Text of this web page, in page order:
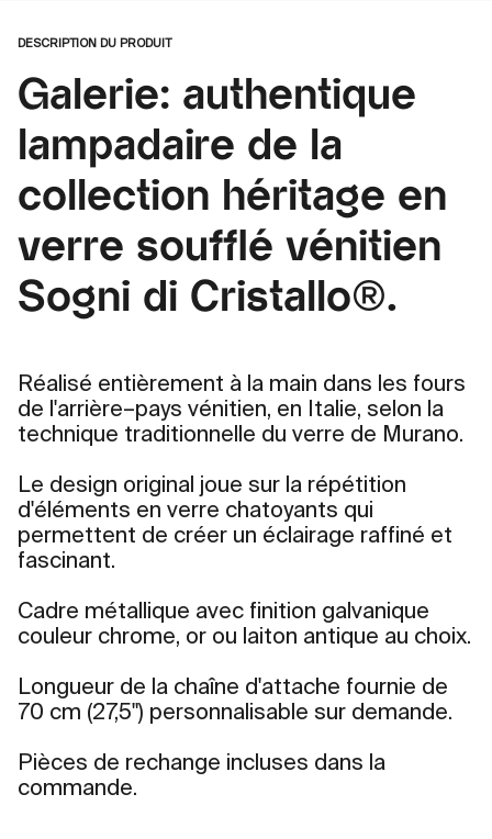
DESCRIPTION DU PRODUIT
Galerie: authentique
lampadaire de la
collection héritage en
verre soufflé vénitien
Sogni di Cristallo®.
Réalisé entièrement à la main dans les fours
de l'arrière–pays vénitien, en Italie, selon la
technique traditionnelle du verre de Murano.
Le design original joue sur la répétition
d'éléments en verre chatoyants qui
permettent de créer un éclairage raffiné et
fascinant.
Cadre métallique avec finition galvanique
couleur chrome, or ou laiton antique au choix.
Longueur de la chaîne d'attache fournie de
70 cm (27,5") personnalisable sur demande.
Pièces de rechange incluses dans la
commande.